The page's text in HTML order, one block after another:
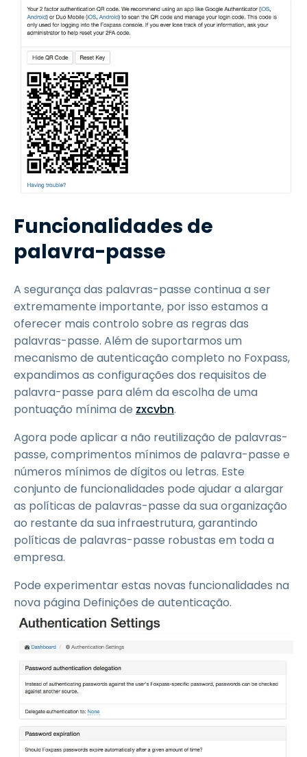
Funcionalidades de
palavra-passe
A segurança das palavras-passe continua a ser
extremamente importante, por isso estamos a
oferecer mais controlo sobre as regras das
palavras-passe. Além de suportarmos um
mecanismo de autenticação completo no Foxpass,
expandimos as configurações dos requisitos de
palavra-passe para além da escolha de uma
pontuação mínima de zxcvbn.
Agora pode aplicar a não reutilização de palavras-
passe, comprimentos mínimos de palavra-passe e
números mínimos de dígitos ou letras. Este
conjunto de funcionalidades pode ajudar a alargar
as políticas de palavras-passe da sua organização
ao restante da sua infraestrutura, garantindo
políticas de palavras-passe robustas em toda a
empresa.
Pode experimentar estas novas funcionalidades na
nova página Definições de autenticação.